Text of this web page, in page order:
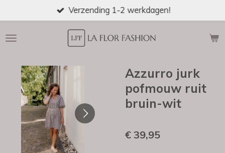
direct
naar
Verzending 1-2 werkdagen!
Azzurro jurk
pofmouw ruit
bruin-wit
€ 39,95